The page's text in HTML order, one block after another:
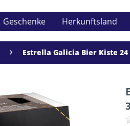
Geschenke Herkunftsland
Estrella Galicia Bier Kiste 24